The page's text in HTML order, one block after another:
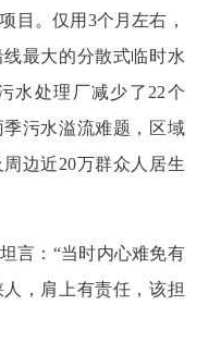
目。仅用3个月左右，
最大的分散式临时水
水处理厂减少了22个
污水溢流难题，区域
边近20万群众人居生
言：“当时内心难免有
，肩上有责任，该担